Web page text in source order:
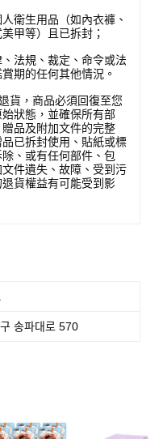
人衛生用品（如內衣褲、
甲等）且已拆封；
、法規、裁定、命令或法
期的任何其他情況。
貨，商品必須回復至您
狀態，並確保所有部
品及附加文件的完整
已拆封使用、貼紙或標
、或有任何部件、包
件遺失、故障、受到污
貨權益有可能受到影
송파대로 570